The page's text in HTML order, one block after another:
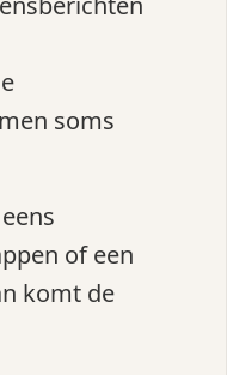
soms
of een
komt de